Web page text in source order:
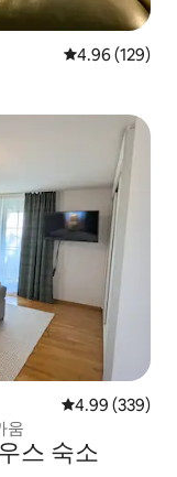
평점 4.96점(5
4.96 (129)
평점 4.99점(5
4.99 (339)
움
스 숙소